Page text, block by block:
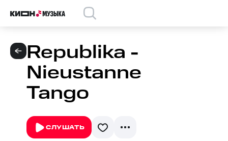
Republika -
Nieustanne
Tango
СЛУШАТЬ